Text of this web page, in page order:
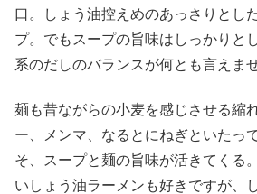
口。しょう油控えめのあっさりとし
プ。でもスープの旨味はしっかりと
系のだしのバランスが何とも言えませ
麺も昔ながらの小麦を感じさせる縮
ー、メンマ、なるとにねぎといたっ
そ、スープと麺の旨味が活きてくる
いしょう油ラーメンも好きですが、